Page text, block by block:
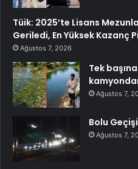
Tüik: 2025’te Lisans
Geriledi, En Yüksek Kazanç
Ağustos 7, 2026
Tek
Ağustos 7,
Bolu
Ağustos 7,